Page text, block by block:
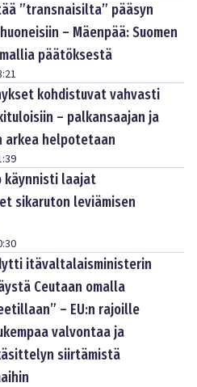
”transnaisilta” pääsyn
– Mäenpää: Suomen
päätöksestä
kohdistuvat vahvasti
– palkansaajan ja
arkea helpotetaan
käynnisti laajat
sikaruton leviämisen
itävaltalaisministerin
Ceutaan omalla
– EU:n rajoille
valvontaa ja
siirtämistä